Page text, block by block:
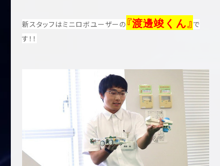
新スタッフはミニロボユーザーの 『渡邊竣くん』 で
す！！